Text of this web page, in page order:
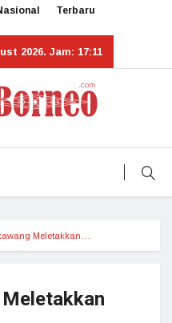
Terbaru
2026. Jam: 17:11
Meletakkan…